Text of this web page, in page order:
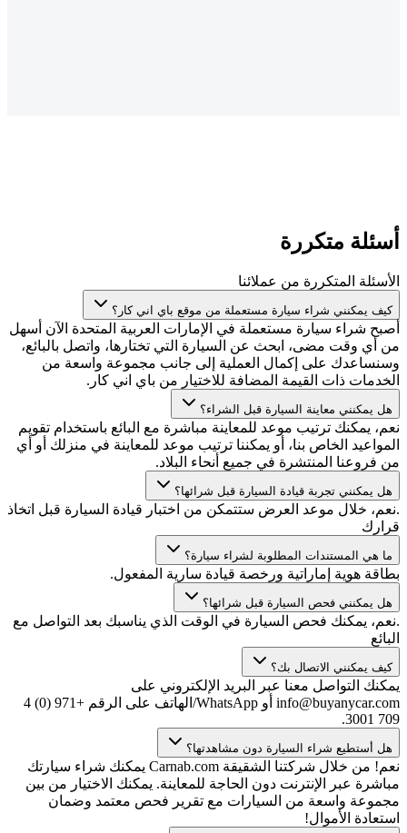
أسئلة متكررة
الأسئلة المتكررة من عملائنا
كيف يمكنني شراء سيارة مستعملة من موقع باي اني كار؟
أصبح شراء سيارة مستعملة في الإمارات العربية المتحدة الآن أسهل
من أي وقت مضى، ابحث عن السيارة التي تختارها، واتصل بالبائع،
وسنساعدك على إكمال العملية إلى جانب مجموعة واسعة من
الخدمات ذات القيمة المضافة للاختيار من باي اني كار.
هل يمكنني معاينة السيارة قبل الشراء؟
نعم، يمكنك ترتيب موعد للمعاينة مباشرة مع البائع باستخدام تقويم
المواعيد الخاص بنا، أو يمكننا ترتيب موعد للمعاينة في منزلك أو أي
من فروعنا المنتشرة في جميع أنحاء البلاد.
هل يمكنني تجربة قيادة السيارة قبل شرائها؟
.نعم، خلال موعد العرض ستتمكن من اختبار قيادة السيارة قبل اتخاذ
قرارك
ما هي المستندات المطلوبة لشراء سيارة؟
بطاقة هوية إماراتية ورخصة قيادة سارية المفعول.
هل يمكنني فحص السيارة قبل شرائها؟
.نعم، يمكنك فحص السيارة في الوقت الذي يناسبك بعد التواصل مع
البائع
كيف يمكنني الاتصال بك؟
يمكنك التواصل معنا عبر البريد الإلكتروني على
info@buyanycar.com أو WhatsApp/الهاتف على الرقم +971 (0) 4
709 3001.
هل أستطيع شراء السيارة دون مشاهدتها؟
نعم! من خلال شركتنا الشقيقة Carnab.com يمكنك شراء سيارتك
مباشرة عبر الإنترنت دون الحاجة للمعاينة. يمكنك الاختيار من بين
مجموعة واسعة من السيارات مع تقرير فحص معتمد وضمان
استعادة الأموال!